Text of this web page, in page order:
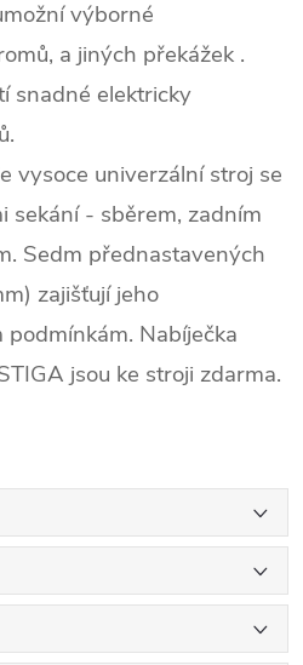
výborné
a jiných překážek .
snadné elektricky
vysoce univerzální stroj se
sekání - sběrem, zadním
Sedm přednastavených
zajišťují jeho
Nabíječka
jsou ke stroji zdarma.